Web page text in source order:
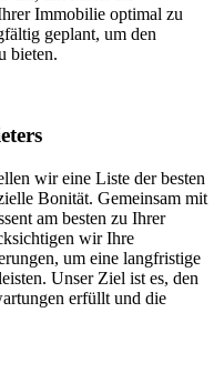
Immobilie optimal zu
geplant, um den
bieten.
wir eine Liste der besten
Bonität. Gemeinsam mit
am besten zu Ihrer
wir Ihre
um eine langfristige
Unser Ziel ist es, den
erfüllt und die